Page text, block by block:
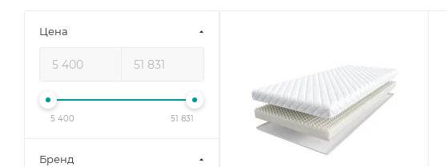
Цена
5 400 51 831
Бренд